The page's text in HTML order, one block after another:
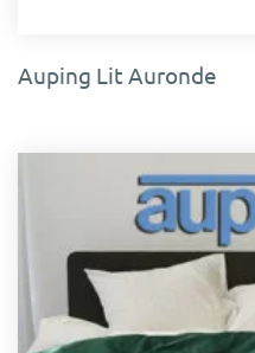
Auping Lit Auronde